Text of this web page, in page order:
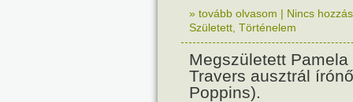
» tovább olvasom | Nincs
Született Történelem
Megszületett Pamela
Travers ausztrál
Poppins).